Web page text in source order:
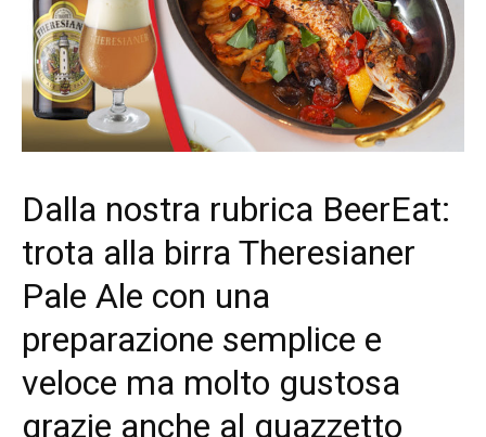
Dalla nostra rubrica BeerEat:
trota alla birra Theresianer
Pale Ale con una
preparazione semplice e
veloce ma molto gustosa
grazie anche al guazzetto